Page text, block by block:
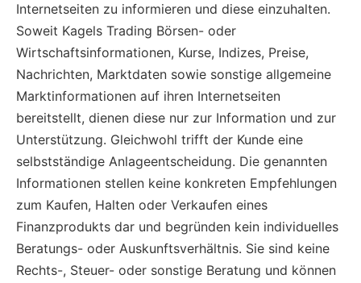
Internetseiten zu informieren und diese einzuhalten.
Soweit Kagels Trading Börsen- oder
Wirtschaftsinformationen, Kurse, Indizes, Preise,
Nachrichten, Marktdaten sowie sonstige allgemeine
Marktinformationen auf ihren Internetseiten
bereitstellt, dienen diese nur zur Information und zur
Unterstützung. Gleichwohl trifft der Kunde eine
selbstständige Anlageentscheidung. Die genannten
Informationen stellen keine konkreten Empfehlungen
zum Kaufen, Halten oder Verkaufen eines
Finanzprodukts dar und begründen kein individuelles
Beratungs- oder Auskunftsverhältnis. Sie sind keine
Rechts-, Steuer- oder sonstige Beratung und können